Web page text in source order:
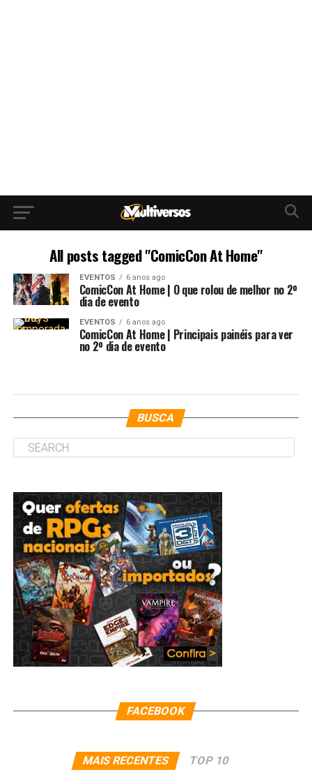
All posts tagged "ComicCon At Home"
EVENTOS 6 anos ago
ComicCon At Home | O que rolou de melhor no 2º
dia de evento
EVENTOS 6 anos ago
ComicCon At Home | Principais painéis para ver
no 2º dia de evento
BUSCA
FACEBOOK
MAIS RECENTES TOP 10